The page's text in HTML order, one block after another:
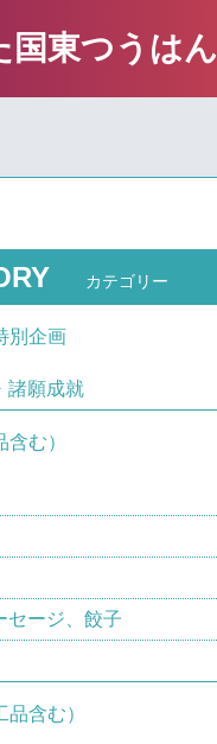
国東つうはん
カテゴリー
別企画
諸願成就
む）
セージ、餃子
含む）